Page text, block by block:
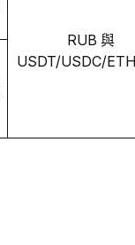
RUB 與
USDT/USDC/